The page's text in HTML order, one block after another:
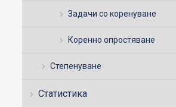
Задачи со коренуване
Коренно опростяване
Степенуване
Статистика